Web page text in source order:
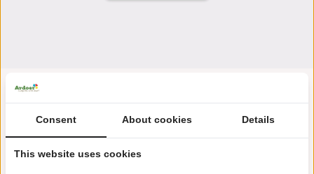
Consent About cookies Details
This website uses cookies